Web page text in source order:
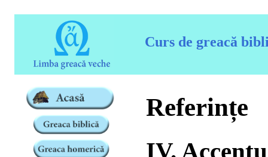
Curs de greacă
Referințe
IV.